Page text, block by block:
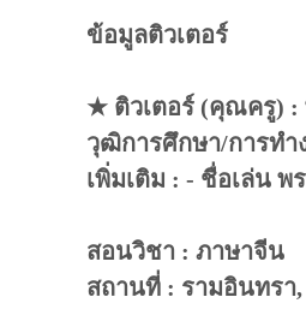
ข้อมูลติวเตอร์
★ ติวเตอร์ (คุณครู) :
วุฒิการศึกษา/การท
เพิ่มเติม : - ชื่อเล่น
สอนวิชา : ภาษาจีน
สถานที่ : รามอินทรา,